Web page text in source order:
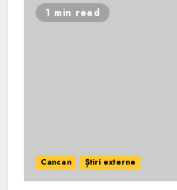
1 min read
Cancan Știri externe